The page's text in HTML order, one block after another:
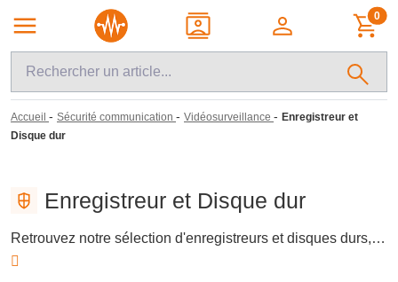
0
Accueil - Sécurité communication - Vidéosurveillance - Enregistreur et
Disque dur
Enregistreur et Disque dur
Retrouvez notre sélection d'enregistreurs et disques durs, essentiels pour la vidéosurveillance professionnelle. Ces équipements permettent une intégration fluide avec divers systèmes de caméras, offrant des capacités de stockage avancées et une gestion jusqu'à 128 canaux. Idéals pour les installations nécessitant une résolution d'image jusqu'à 4K, ils garantissent une surveillance efficace et adaptable à chaque projet.